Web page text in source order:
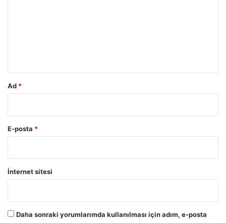
Ad *
E-posta *
İnternet sitesi
Daha sonraki yorumlarımda kullanılması için adım, e-posta